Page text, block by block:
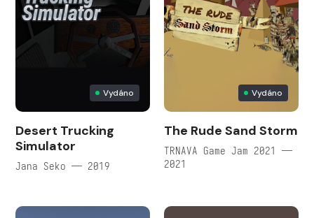
Vydáno
Desert Trucking
Simulator
Jana Seko — 2019
Vydáno
The Rude Sand Storm
TRNAVA Game Jam 2021 —
2021